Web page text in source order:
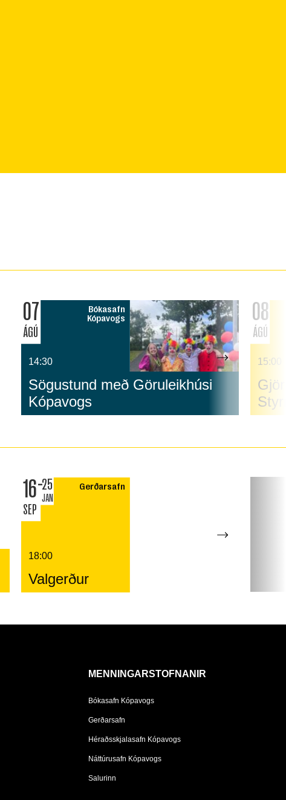
07
ÁGÚ
Bókasafn
Kópavogs
14:30
Sögustund með Göruleikhúsi
Kópavogs
08
ÁGÚ
15:00
16
SEP
25
JAN
Gerðarsafn
18:00
Valgerður
MENNINGARSTOFNANIR
Bókasafn Kópavogs
Gerðarsafn
Héraðsskjalasafn Kópavogs
Náttúrusafn Kópavogs
Salurinn